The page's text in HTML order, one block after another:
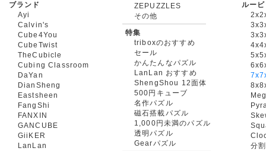
ブランド
Ayi
Calvin's
Cube4You
CubeTwist
TheCubicle
Cubing Classroom
DaYan
DianSheng
Eastsheen
FangShi
FANXIN
GANCUBE
GiiKER
LanLan
ZEPUZZLES
その他
特集
triboxのおすすめ
セール
かんたんなパズル
LanLan おすすめ
ShengShou 12面体
500円キューブ
名作パズル
磁石搭載パズル
1,000円未満のパズル
透明パズル
Gearパズル
ルー
分